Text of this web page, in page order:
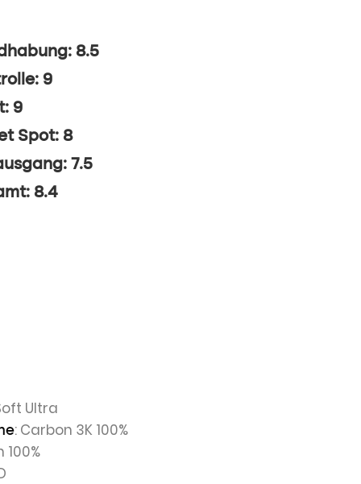
8.5
9
9
Spot: 8
7.5
8.4
Ultra
: Carbon 3K 100%
100%